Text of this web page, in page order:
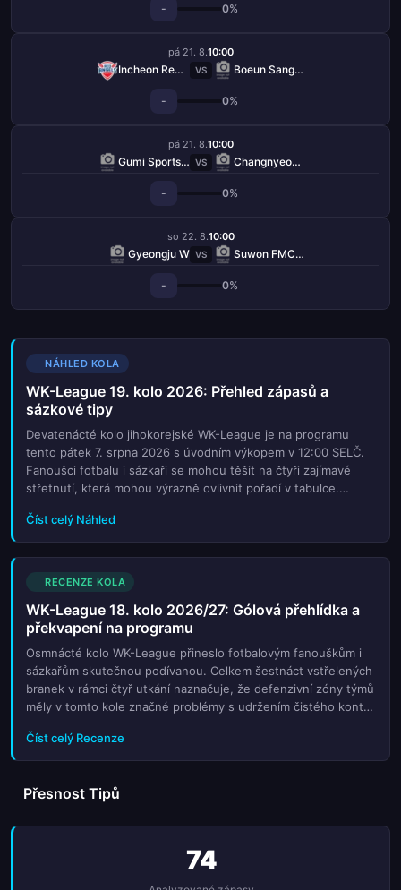
- 0%
pá 21. 8.10:00
Incheon Red Angels W VS Boeun Sangmu W
- 0%
pá 21. 8.10:00
Gumi Sportstoto W VS Changnyeong W
- 0%
so 22. 8.10:00
Gyeongju W VS Suwon FMC W
- 0%
NÁHLED KOLA
WK-League 19. kolo 2026: Přehled zápasů a
sázkové tipy
Devatenácté kolo jihokorejské WK-League je na programu
tento pátek 7. srpna 2026 s úvodním výkopem v 12:00 SELČ.
Fanoušci fotbalu i sázkaři se mohou těšit na čtyři zajímavé
střetnutí, která mohou výrazně ovlivnit pořadí v tabulce.
nové drama...
Číst celý Náhled
RECENZE KOLA
WK-League 18. kolo 2026/27: Gólová přehlídka a
překvapení na programu
Osmnácté kolo WK-League přineslo fotbalovým fanouškům i
sázkařům skutečnou podívanou. Celkem šestnáct vstřelených
branek v rámci čtyř utkání naznačuje, že defenzivní zóny týmů
měly v tomto kole značné problémy s udržením čistého konta.
pomě...
Číst celý Recenze
Přesnost Tipů
74